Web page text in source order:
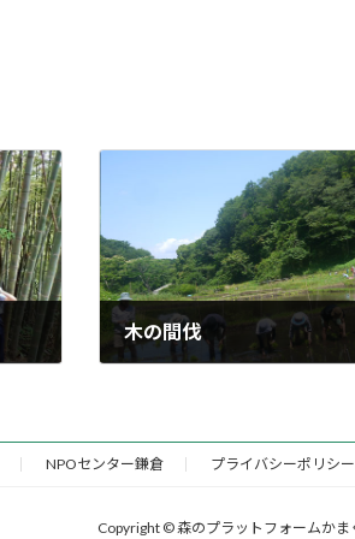
木の間伐
NPOセンター鎌倉 プライバシーポリシー
Copyright © 森のプラットフォームかま